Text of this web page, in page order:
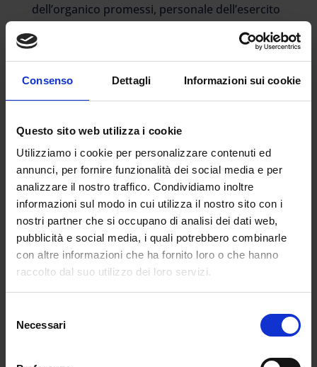
Consenso Dettagli Informazioni sui cookie
Questo sito web utilizza i cookie
Utilizziamo i cookie per personalizzare contenuti ed
annunci, per fornire funzionalità dei social media e per
analizzare il nostro traffico. Condividiamo inoltre
informazioni sul modo in cui utilizza il nostro sito con i
nostri partner che si occupano di analisi dei dati web,
pubblicità e social media, i quali potrebbero combinarle
con altre informazioni che ha fornito loro o che hanno
raccolto dal suo utilizzo dei loro servizi.
delNecessari
dell’organico promessi, personale dell’esercito
Intanto a complicare le cose è la rivoluzione
delle disposizioni in materia di contagi e
quarantene. Nostro compito sarebbe
informarvi sulle ultime disposizioni ma
sapete che vi diciamo?
sulle norme appena annunciate, preferiamo
attendere i prossimi giorni, per essere certi che
non vengano nuovamente superate da
ulteriori disposizioni. Sembra che questo sia lo
sport preferito al Ministero, per la dannazione
di dirigenti scolastici e personale della scuola.
Intanto la minaccia della pandemia incombe
sul prossimo concorso. Il Governo sembra
orientato a non tenerne conto, addirittura
cattedra i vincitori già il prossimo settembre.